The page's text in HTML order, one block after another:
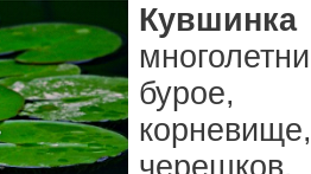
Кувшинка
бурое,